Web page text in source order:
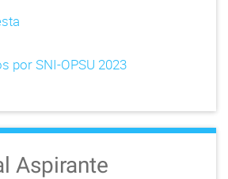
por SNI-OPSU 2023
Aspirante